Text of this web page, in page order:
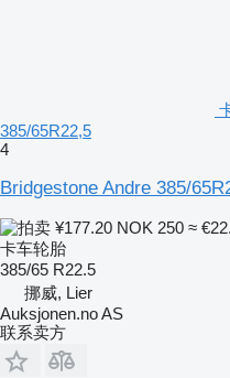
385/65R22,5
4
Bridgestone Andre 385/
¥177.20 NOK 250 ≈
卡车轮胎
385/65 R22.5
挪威, Lier
Auksjonen.no AS
联系卖方